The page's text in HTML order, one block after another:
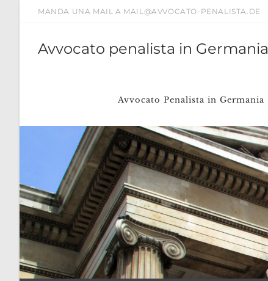
MANDA UNA MAIL A MAIL@AVVOCATO-PENALISTA.DE
Avvocato penalista in Germania
Avvocato Penalista in Germania